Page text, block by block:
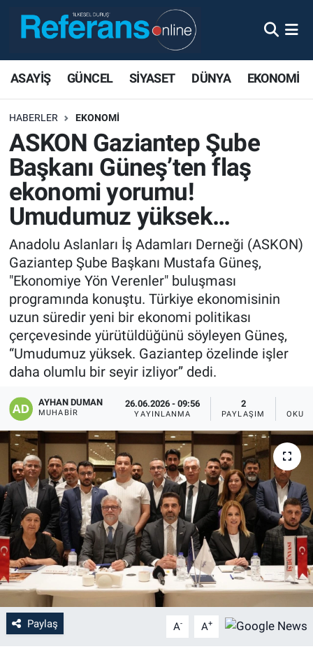
ASAYİŞ GÜNCEL SİYASET DÜNYA EKONOMİ
HABERLER EKONOMİ
ASKON Gaziantep Şube
Başkanı Güneş’ten flaş
ekonomi yorumu!
Umudumuz yüksek…
Anadolu Aslanları İş Adamları Derneği (ASKON)
Gaziantep Şube Başkanı Mustafa Güneş,
"Ekonomiye Yön Verenler" buluşması
programında konuştu. Türkiye ekonomisinin
uzun süredir yeni bir ekonomi politikası
çerçevesinde yürütüldüğünü söyleyen Güneş,
“Umudumuz yüksek. Gaziantep özelinde işler
daha olumlu bir seyir izliyor” dedi.
AYHAN DUMAN
MUHABIR
26.06.2026 - 09:56
YAYINLANMA
2
PAYLAŞIM
Paylaş A- A+